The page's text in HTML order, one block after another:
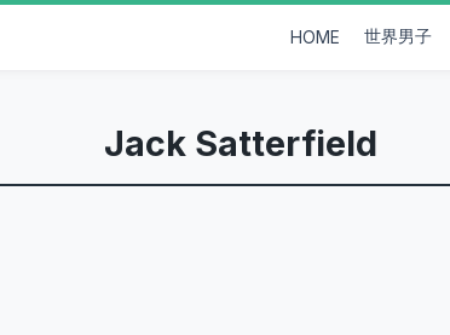
HOME 世界男子
Jack Satterfield